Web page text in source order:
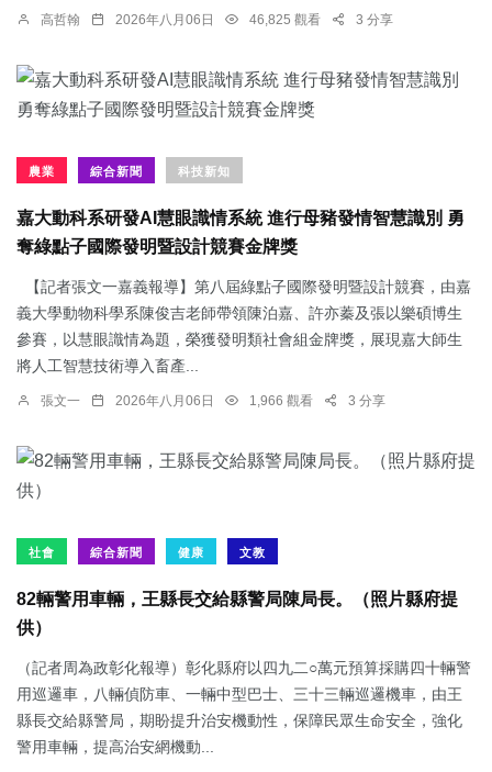
高哲翰 2026年八月06日 46,825 觀看 3 分享
農業 綜合新聞 科技新知
嘉大動科系研發AI慧眼識情系統 進行母豬發情智慧識別 勇
奪綠點子國際發明暨設計競賽金牌獎
【記者張文一嘉義報導】第八屆綠點子國際發明暨設計競賽，由嘉
義大學動物科學系陳俊吉老師帶領陳泊嘉、許亦蓁及張以樂碩博生
參賽，以慧眼識情為題，榮獲發明類社會組金牌獎，展現嘉大師生
將人工智慧技術導入畜產...
張文一 2026年八月06日 1,966 觀看 3 分享
社會 綜合新聞 健康 文教
82輛警用車輛，王縣長交給縣警局陳局長。（照片縣府提
供）
（記者周為政彰化報導）彰化縣府以四九二○萬元預算採購四十輛警
用巡邏車，八輛偵防車、一輛中型巴士、三十三輛巡邏機車，由王
縣長交給縣警局，期盼提升治安機動性，保障民眾生命安全，強化
警用車輛，提高治安網機動...